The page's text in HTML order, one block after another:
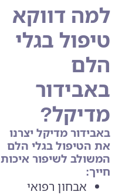
למה דווקא
טיפול בגלי
הלם
באבידור
מדיקל?
באבידור מדיקל יצרנו
את הטיפול בגלי הלם
המשולב לשיפור איכות
חייך:
אבחון רפואי